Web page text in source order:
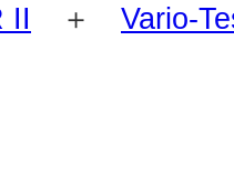
II ＋
Vario-